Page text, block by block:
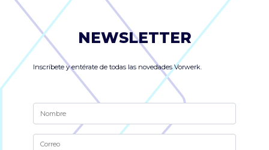
NEWSLETTER
Inscríbete y entérate de todas las novedades Vorwerk.